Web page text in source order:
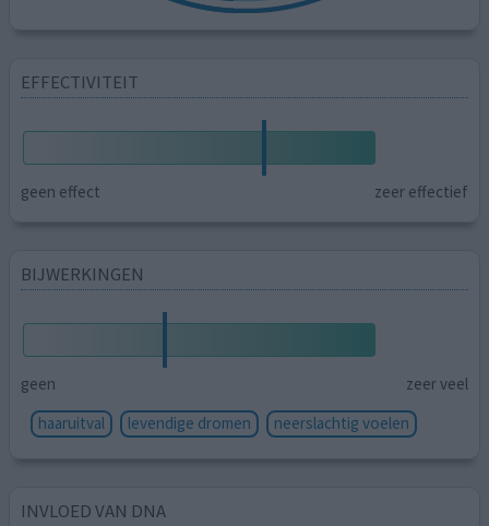
EFFECTIVITEIT
geen effect zeer effectief
BIJWERKINGEN
geen
zeer veel
haaruitval
levendige dromen neerslachtig voelen
INVLOED VAN DNA